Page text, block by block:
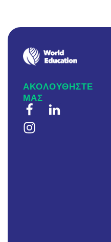
ΑΚΟΛΟΥΘΗΣΤΕ
ΜΑΣ